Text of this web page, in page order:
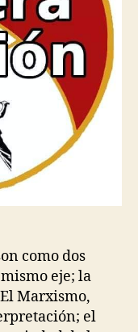
como dos
eje; la
Marxismo,
el